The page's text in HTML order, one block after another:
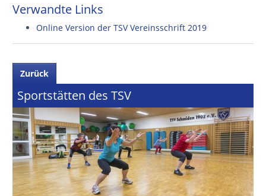
Verwandte Links
Online Version der TSV Vereinsschrift 2019
Zurück
Sportstätten des TSV